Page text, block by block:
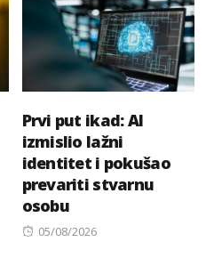
Prvi put ikad: AI
izmislio lažni
identitet i pokušao
prevariti stvarnu
osobu
Posted
05/08/2026